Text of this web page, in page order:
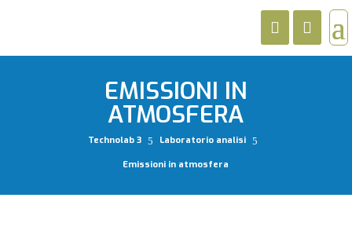
EMISSIONI IN
ATMOSFERA
Technolab 3 5 Laboratorio analisi 5
Emissioni in atmosfera